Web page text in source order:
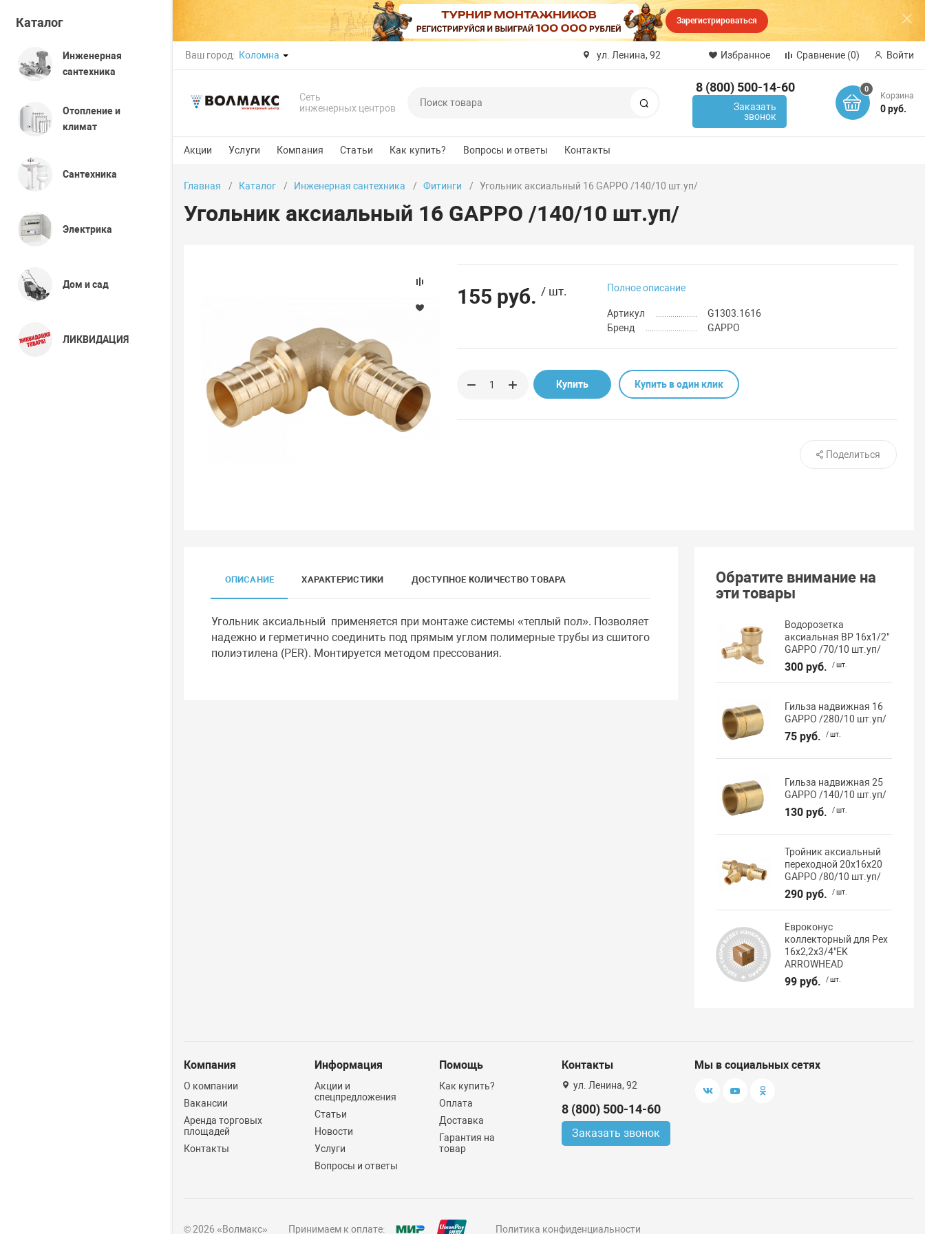
Зарегистрироваться
Ваш город: Коломна ул. Ленина, 92 Избранное Сравнение (0) Войти
Сеть
инженерных центров
8 (800) 500-14-60
Заказать
звонок
0
Корзина
0 руб.
Акции Услуги Компания Статьи Как купить? Вопросы и ответы Контакты
Каталог
Инженерная
сантехника
Отопление и
климат
Сантехника
Электрика
Дом и сад
ЛИКВИДАЦИЯ
Главная Каталог Инженерная сантехника Фитинги Угольник аксиальный 16 GAPPO /140/10 шт.уп/
Угольник аксиальный 16 GAPPO /140/10 шт.уп/
155 руб. / шт. Полное описание
Артикул
G1303.1616
Бренд
GAPPO
Купить Купить в один клик
Поделиться
ОПИСАНИЕ ХАРАКТЕРИСТИКИ ДОСТУПНОЕ КОЛИЧЕСТВО ТОВАРА
Угольник аксиальный применяется при монтаже системы «теплый пол». Позволяет
надежно и герметично соединить под прямым углом полимерные трубы из сшитого
полиэтилена (PER). Монтируется методом прессования.
Обратите внимание на
эти товары
Водорозетка
аксиальная ВР 16х1/2"
GAPPO /70/10 шт.уп/
300 руб. / шт.
Гильза надвижная 16
GAPPO /280/10 шт.уп/
75 руб. / шт.
Гильза надвижная 25
GAPPO /140/10 шт.уп/
130 руб. / шт.
Тройник аксиальный
переходной 20х16х20
GAPPO /80/10 шт.уп/
290 руб. / шт.
Евроконус
коллекторный для Pex
16х2,2х3/4"EK
ARROWHEAD
99 руб. / шт.
Компания
О компании
Вакансии
Аренда торговых
площадей
Контакты
Информация
Акции и
спецпредложения
Статьи
Новости
Услуги
Вопросы и ответы
Помощь
Как купить?
Оплата
Доставка
Гарантия на
товар
Контакты
ул. Ленина, 92
8 (800) 500-14-60
Заказать звонок
Мы в социальных сетях
© 2026 «Волмакс» Принимаем к оплате: Политика конфиденциальности